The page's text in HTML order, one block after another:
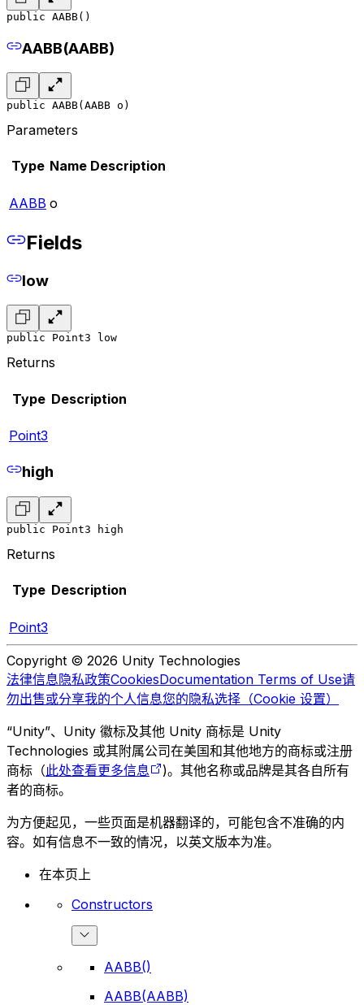
public AABB()
AABB(AABB)
public AABB(AABB o)
Parameters
Type Name Description
AABB o
Fields
low
public Point3 low
Returns
Type Description
Point3
high
public Point3 high
Returns
Type Description
Point3
Copyright © 2026 Unity Technologies
法律信息隐私政策CookiesDocumentation Terms of Use请
勿出售或分享我的个人信息您的隐私选择（Cookie 设置）
“Unity”、Unity 徽标及其他 Unity 商标是 Unity
Technologies 或其附属公司在美国和其他地方的商标或注册
商标（此处查看更多信息
)。其他名称或品牌是其各自所有
者的商标。
为方便起见，一些页面是机器翻译的，可能包含不准确的内
容。如有信息不一致的情况，以英文版本为准。
在本页上
Constructors
AABB()
AABB(AABB)